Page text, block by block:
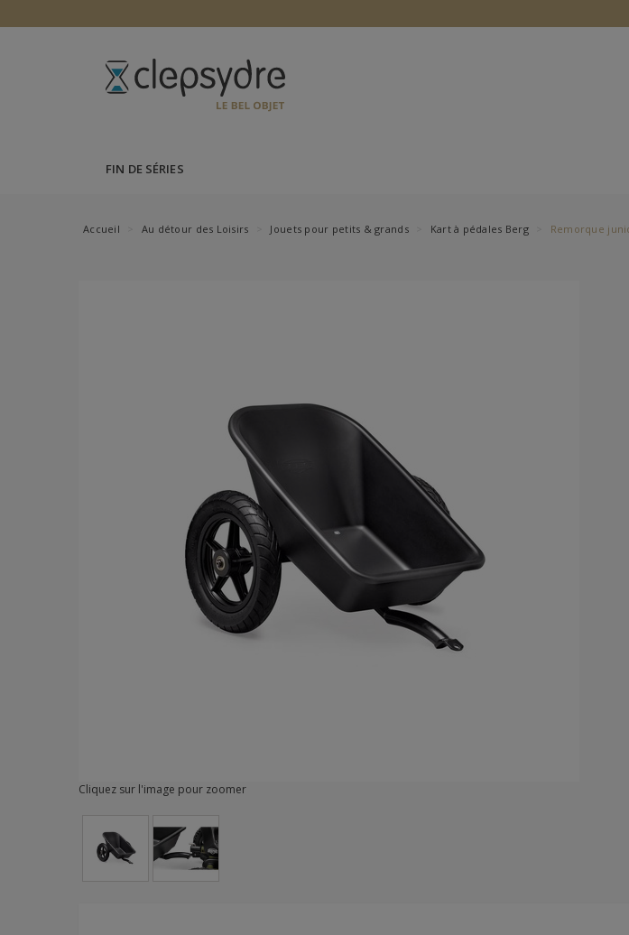
FIN DE SÉRIES
Accueil Au détour des Loisirs Jouets pour petits & grands Kart à pédales Berg Remorque
Cliquez sur l'image pour zoomer